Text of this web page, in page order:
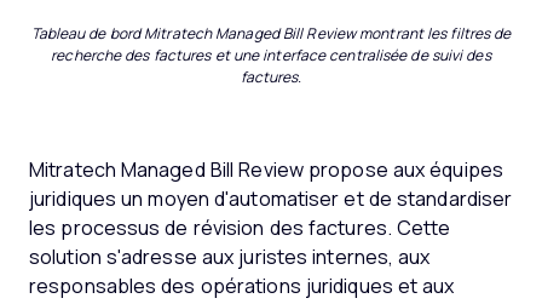
Tableau de bord Mitratech Managed Bill Review montrant les filtres de
recherche des factures et une interface centralisée de suivi des
factures.
Mitratech Managed Bill Review propose aux équipes
juridiques un moyen d'automatiser et de standardiser
les processus de révision des factures. Cette
solution s'adresse aux juristes internes, aux
responsables des opérations juridiques et aux